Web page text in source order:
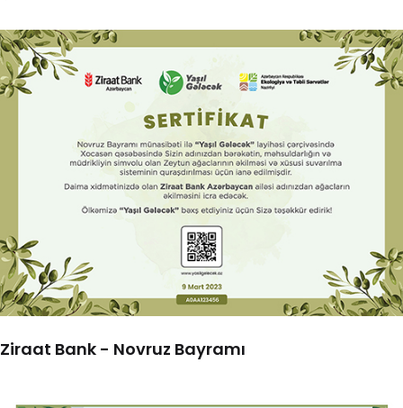
Ziraat Bank - Novruz Bayramı